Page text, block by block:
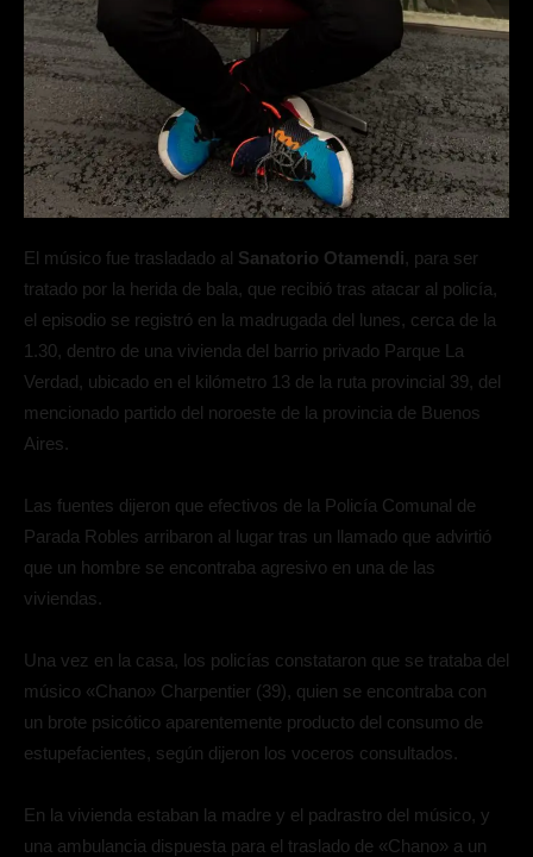
El músico fue trasladado al Sanatorio Otamendi, para ser
tratado por la herida de bala, que recibió tras atacar al policía,
el episodio se registró en la madrugada del lunes, cerca de la
1.30, dentro de una vivienda del barrio privado Parque La
Verdad, ubicado en el kilómetro 13 de la ruta provincial 39, del
mencionado partido del noroeste de la provincia de Buenos
Aires.
Las fuentes dijeron que efectivos de la Policía Comunal de
Parada Robles arribaron al lugar tras un llamado que advirtió
que un hombre se encontraba agresivo en una de las
viviendas.
Una vez en la casa, los policías constataron que se trataba del
músico «Chano» Charpentier (39), quien se encontraba con
un brote psicótico aparentemente producto del consumo de
estupefacientes, según dijeron los voceros consultados.
En la vivienda estaban la madre y el padrastro del músico, y
una ambulancia dispuesta para el traslado de «Chano» a un